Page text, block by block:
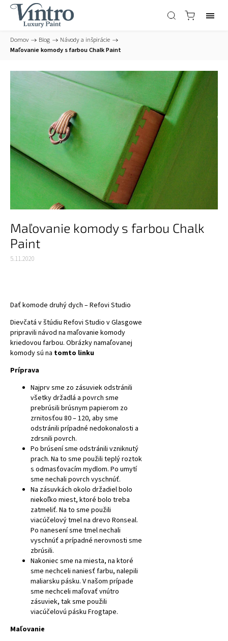
Domov / Blog / Návody a inšpirácie /
Maľovanie komody s farbou Chalk Paint
Maľovanie komody s farbou Chalk
Paint
5.11.2020
Dať komode druhý dych – Refovi Studio
Dievčatá v štúdiu Refovi Studio v Glasgowe
pripravili návod na maľovanie komody
kriedovou farbou. Obrázky namaľovanej
komody sú na tomto linku
Príprava
Najprv sme zo zásuviek odstránili
všetky držadlá a povrch sme
prebrúsili brúsnym papierom zo
zrnitosťou 80 – 120, aby sme
odstránili prípadné nedokonalosti a
zdrsnili povrch.
Po brúsení sme odstránili vzniknutý
prach. Na to sme použili teplý roztok
s odmasťovacím mydlom. Po umytí
sme nechali povrch vyschnúť.
Na zásuvkách okolo držadiel bolo
niekoľko miest, ktoré bolo treba
zatmeliť. Na to sme použili
viacúčelový tmel na drevo Ronseal.
Po nanesení sme tmel nechali
vyschnúť a prípadné nerovnosti sme
zbrúsili.
Nakoniec sme na miesta, na ktoré
sme nechceli naniesť farbu, nalepili
maliarsku pásku. V našom prípade
sme nechceli maľovať vnútro
zásuviek, tak sme použili
viacúčelovú pásku Frogtape.
Maľovanie